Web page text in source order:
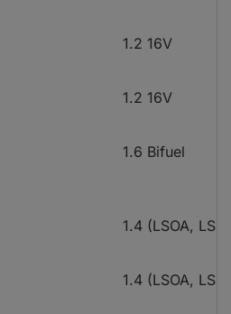
1.2 16V
1.2 16V
1.6 Bifuel
1.4 (LSOA,
1.4 (LSOA,